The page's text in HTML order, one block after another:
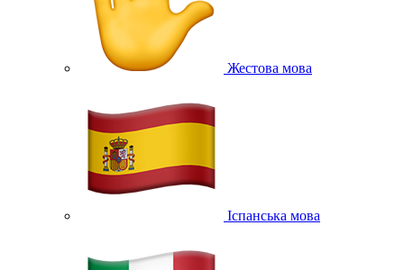
Жестова мова
Іспанська мова